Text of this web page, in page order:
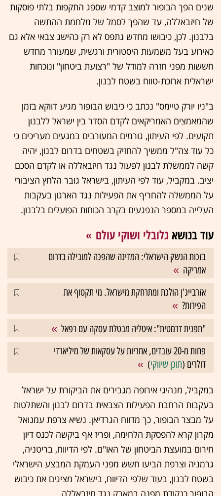
שנים הפך הבופור למוצב קדמי שספג התקפות בלתי פוסקות
של חיזבאללה, עד שהפך לסמל של מלחמת ההתשה
בלבנון. לכן, כיבושו מחדש נתפס לא רק כהישג צבאי אלא גם
כאירוע בעל משמעות היסטורית ורגשית, שמעורר מחדש
חששות מפני חזרה למודל של "רצועת ביטחון" ונוכחות
ישראלית ארוכת-טווח בשטח לבנון.
ב"ניו יורק טיימס" נכתב כי כיבוש הבופור מגיע דווקא בזמן
שהמאמצים האמריקאים לקדם הסדר בין ישראל ללבנון
תקועים. לפי העיתון, גורמים המעורבים במגעים מעריכים כי
כל עוד צה"ל ממשיך להחזיק בשטחים בדרום לבנון, יהיה
קשה לממשלת לבנון לפעול נגד חיזבאללה או לקדם הסכם
יציב. במקביל, עוד לפי העיתון, בישראל גובר הלחץ הציבורי
על הממשלה להחריף את הפעילות נגד הארגון בעקבות
העלייה במספר הנפגעים בקרב הכוחות הפועלים בלבנון.
עוד בנושא גלובלי ושוקי עולם
בזכות הנשק הישראלי: המדינה שהפכה למובילה בדרום
אמריקה
אזרבייג'ן הולכת ומתרחקת מישראל. מי תקטוף את
הפירות?
"תפנית דרמטית": איטליה מבטלת עסקה עם רפאל
פחות מ-20 עובדים, אחריות על עסקאות של מיליארדי
דולרים (תוכן שיווקי)
במקביל, מנהיגי אירופה מגבירים את הביקורת על ישראל
בעקבות הרחבת הפעילות הצבאית בדרום לבנון והשתלטות
על מבצר הבופור, כך מדווח הגרדיאן. נשיא צרפת עמנואל
מקרון קרא להפסקת הלחימה, ופריז אף ביקשה לכנס דיון
חירום במועצת הביטחון של האו"ם. לפי הדיווח, בריטניה,
גרמניה וצרפת הביעו חשש מפני העמקת המבצע הישראלי
בשטח לבנון, בעוד שלפי הדיווח, בישראל מציגים את כיבוש